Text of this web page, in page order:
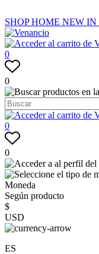
SHOPHOME NEW IN
0
0
0
0
Moneda
Según producto
$
USD
ES